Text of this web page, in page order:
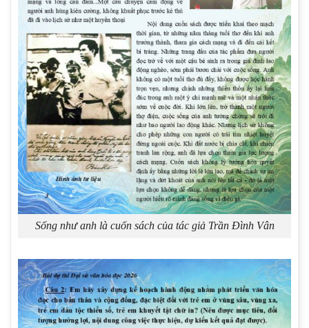
Sống như anh là cuốn sách của tác giả Trần Đình Vân